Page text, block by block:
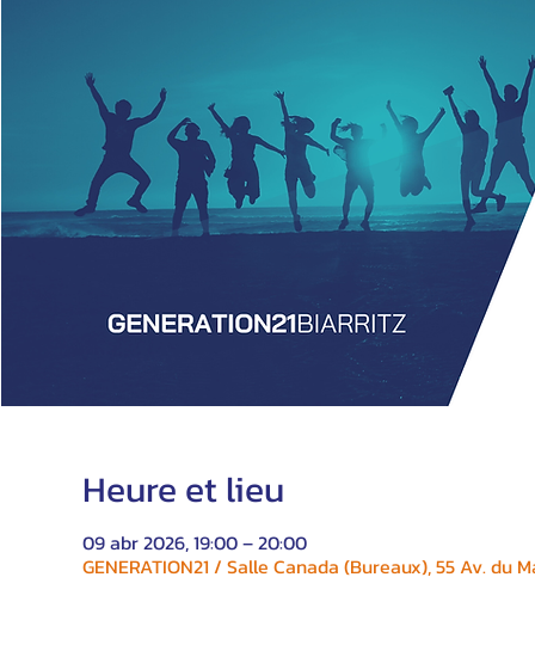
Heure et lieu
09 abr 2026, 19:00 – 20:00
GENERATION21 / Salle Canada (Bureaux), 55 Av.